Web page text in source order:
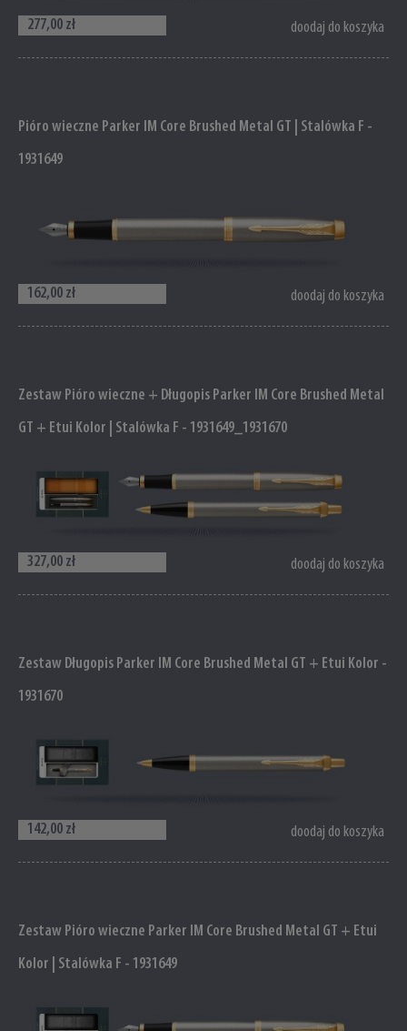
277,00 zł doodaj do koszyka
Pióro wieczne Parker IM Core Brushed Metal GT | Stalówka F -
1931649
162,00 zł doodaj do koszyka
Zestaw Pióro wieczne + Długopis Parker IM Core Brushed Metal
GT + Etui Kolor | Stalówka F - 1931649_1931670
327,00 zł doodaj do koszyka
Zestaw Długopis Parker IM Core Brushed Metal GT + Etui Kolor -
1931670
142,00 zł doodaj do koszyka
Zestaw Pióro wieczne Parker IM Core Brushed Metal GT + Etui
Kolor | Stalówka F - 1931649